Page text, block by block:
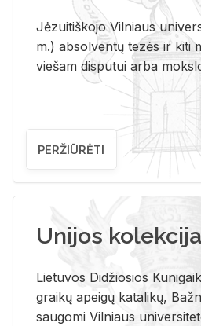
Jėzuitiškojo Vilniaus
m.) absolventų tezės ir kiti
viešam disputui arba
PERŽIŪRĖTI
Unijos kolekcija
Lietuvos Didžiosios
graikų apeigų katalikų,
saugomi Vilniaus